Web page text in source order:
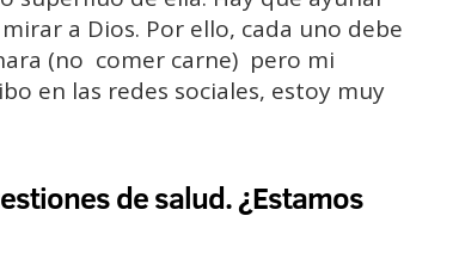
a Dios. Por ello, cada uno debe
(no comer carne) pero mi
en las redes sociales, estoy muy
de salud. ¿Estamos